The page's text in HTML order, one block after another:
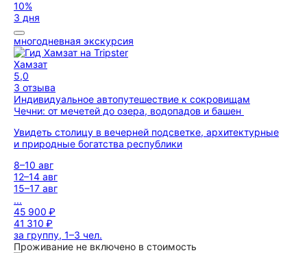
10%
3 дня
многодневная экскурсия
Хамзат
5,0
3 отзыва
Индивидуальное автопутешествие к сокровищам
Чечни: от мечетей до озера, водопадов и башен
Увидеть столицу в вечерней подсветке, архитектурные
и природные богатства республики
8–10 авг
12–14 авг
15–17 авг
...
45 900 ₽
41 310 ₽
за группу, 1–3 чел.
Проживание не включено в стоимость